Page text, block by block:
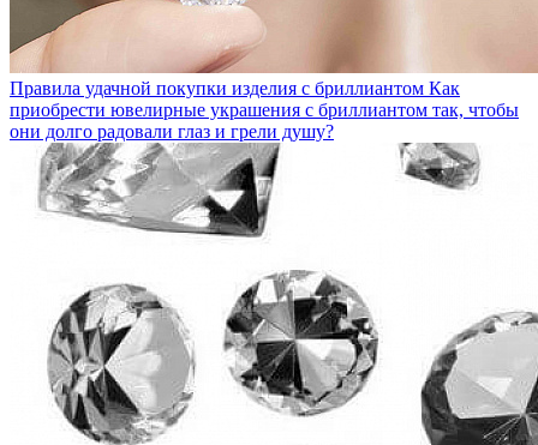
Правила удачной покупки изделия с бриллиантом Как
приобрести ювелирные украшения с бриллиантом так, чтобы
они долго радовали глаз и грели душу?